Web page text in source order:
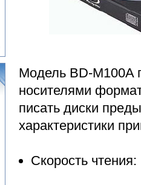
Модель BD-M100A
носителями
писать диски
характеристики
Скорость